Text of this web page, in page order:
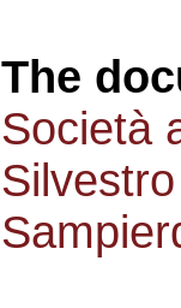
The
Società